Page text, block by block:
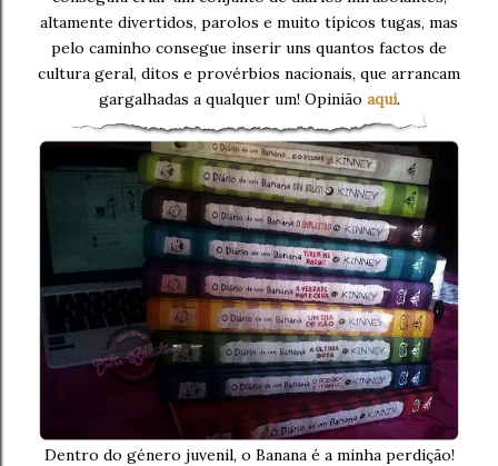
altamente divertidos, parolos e muito típicos tugas, mas
pelo caminho consegue inserir uns quantos factos de
cultura geral, ditos e provérbios nacionais, que arrancam
gargalhadas a qualquer um! Opinião aqui.
Dentro do género juvenil, o Banana é a minha perdição!